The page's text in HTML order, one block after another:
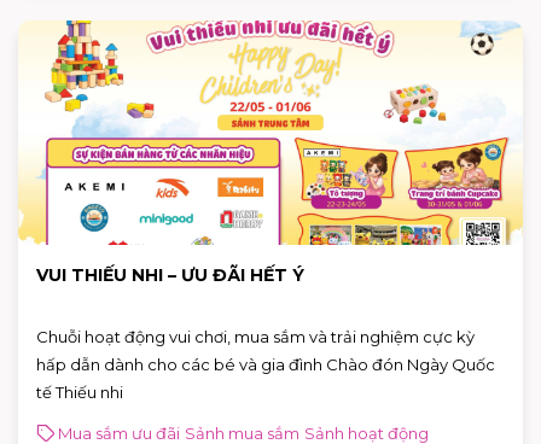
VUI THIẾU NHI – ƯU ĐÃI HẾT Ý
Chuỗi hoạt động vui chơi, mua sắm và trải nghiệm cực kỳ
hấp dẫn dành cho các bé và gia đình Chào đón Ngày Quốc
tế Thiếu nhi
Mua sắm ưu đãi Sảnh mua sắm Sảnh hoạt động